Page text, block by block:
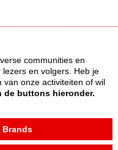
communities en
en volgers. Heb je
van onze activiteiten of wil
de buttons hieronder.
Brands